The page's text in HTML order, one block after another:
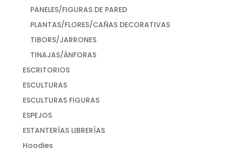
PANELES/FIGURAS DE PARED
PLANTAS/FLORES/CAÑAS DECORATIVAS
TIBORS/JARRONES
TINAJAS/ÁNFORAS
ESCRITORIOS
ESCULTURAS
ESCULTURAS FIGURAS
ESPEJOS
ESTANTERÍAS LIBRERÍAS
Hoodies